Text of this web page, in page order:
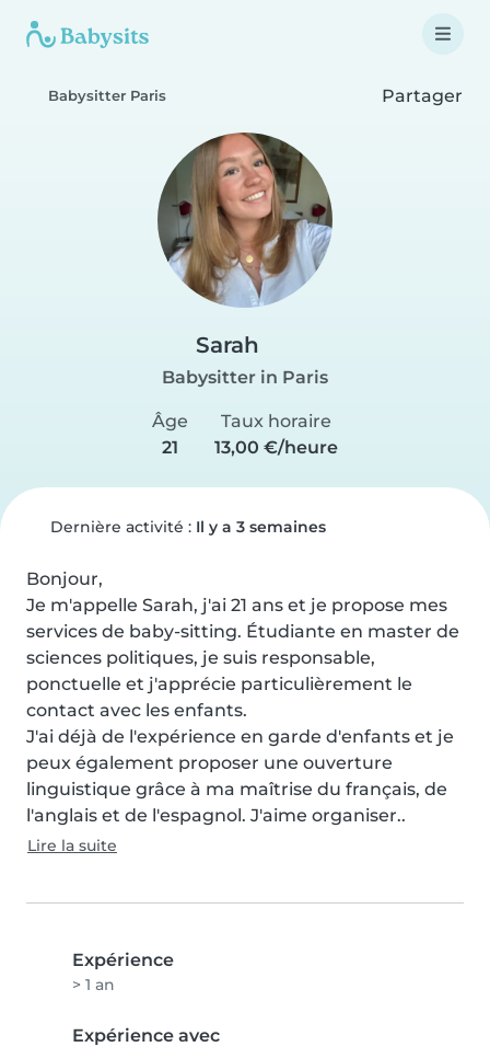
Babysitter Paris Partager
Sarah
Babysitter in Paris
Âge
21
Taux horaire
13,00 €/heure
Dernière activité : Il y a 3 semaines
Bonjour,
Je m'appelle Sarah, j'ai 21 ans et je propose mes
services de baby-sitting. Étudiante en master de
sciences politiques, je suis responsable,
ponctuelle et j'apprécie particulièrement le
contact avec les enfants.
J'ai déjà de l'expérience en garde d'enfants et je
peux également proposer une ouverture
linguistique grâce à ma maîtrise du français, de
l'anglais et de l'espagnol. J'aime organiser..
Lire la suite
Expérience
> 1 an
Expérience avec